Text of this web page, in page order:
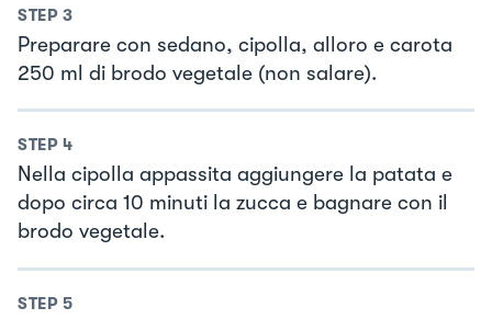
STEP 3
Preparare con sedano, cipolla, alloro e carota
250 ml di brodo vegetale (non salare).
STEP 4
Nella cipolla appassita aggiungere la patata e
dopo circa 10 minuti la zucca e bagnare con il
brodo vegetale.
STEP 5